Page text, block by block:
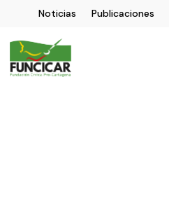
Noticias Publicaciones